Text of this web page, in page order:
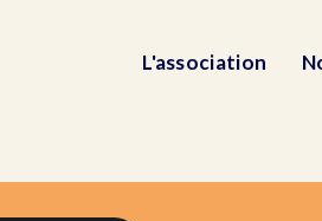
L'association